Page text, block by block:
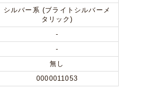
シルバー系 (ブライトシルバーメ
タリック)
-
-
無し
0000011053